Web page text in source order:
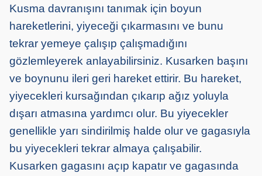
Kusma davranışını tanımak için boyun
hareketlerini, yiyeceği çıkarmasını ve bunu
tekrar yemeye çalışıp çalışmadığını
gözlemleyerek anlayabilirsiniz. Kusarken başını
ve boynunu ileri geri hareket ettirir. Bu hareket,
yiyecekleri kursağından çıkarıp ağız yoluyla
dışarı atmasına yardımcı olur. Bu yiyecekler
genellikle yarı sindirilmiş halde olur ve gagasıyla
bu yiyecekleri tekrar almaya çalışabilir.
Kusarken gagasını açıp kapatır ve gagasında